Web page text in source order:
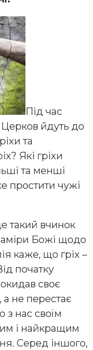
Під час
Церков йдуть до
та
Які гріхи
та менші
простити чужі
такий вчинок
Божі щодо
каже, що гріх –
початку
своє
не перестає
з нас своїм
і найкращим
Серед іншого,